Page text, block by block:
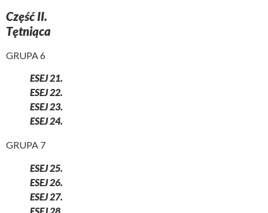
Część II.
Tętniąca
GRUPA 6
ESEJ 21.
ESEJ 22.
ESEJ 23.
ESEJ 24.
GRUPA 7
ESEJ 25.
ESEJ 26.
ESEJ 27.